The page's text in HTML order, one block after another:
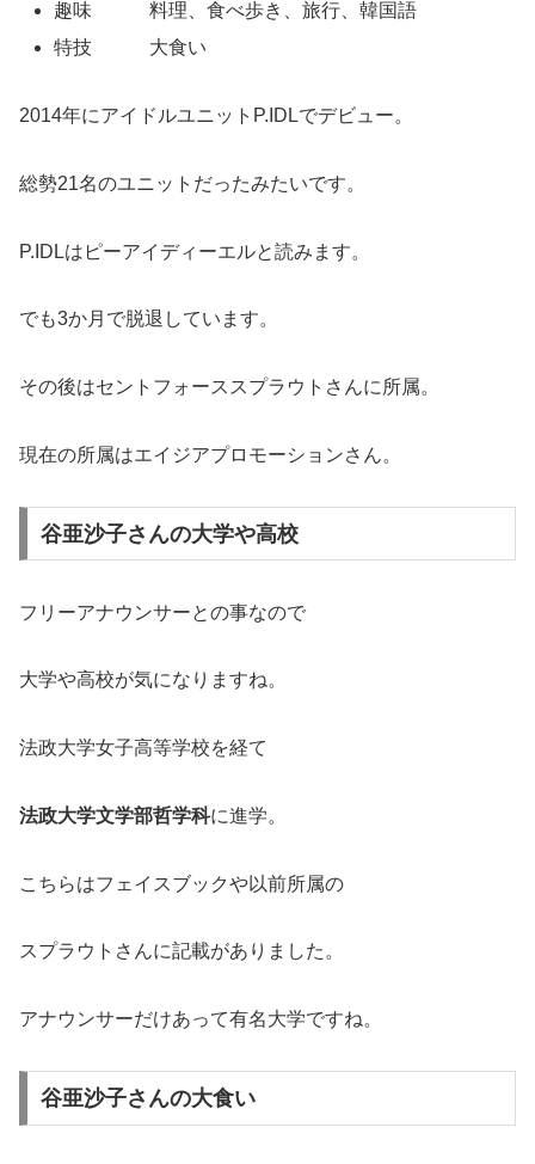
趣味 料理、食べ歩き、旅行、韓国語
特技 大食い
2014年にアイドルユニットP.IDLでデビュー。
総勢21名のユニットだったみたいです。
P.IDLはピーアイディーエルと読みます。
でも3か月で脱退しています。
その後はセントフォーススプラウトさんに所属。
現在の所属はエイジアプロモーションさん。
谷亜沙子さんの大学や高校
フリーアナウンサーとの事なので
大学や高校が気になりますね。
法政大学女子高等学校を経て
法政大学文学部哲学科に進学。
こちらはフェイスブックや以前所属の
スプラウトさんに記載がありました。
アナウンサーだけあって有名大学ですね。
谷亜沙子さんの大食い